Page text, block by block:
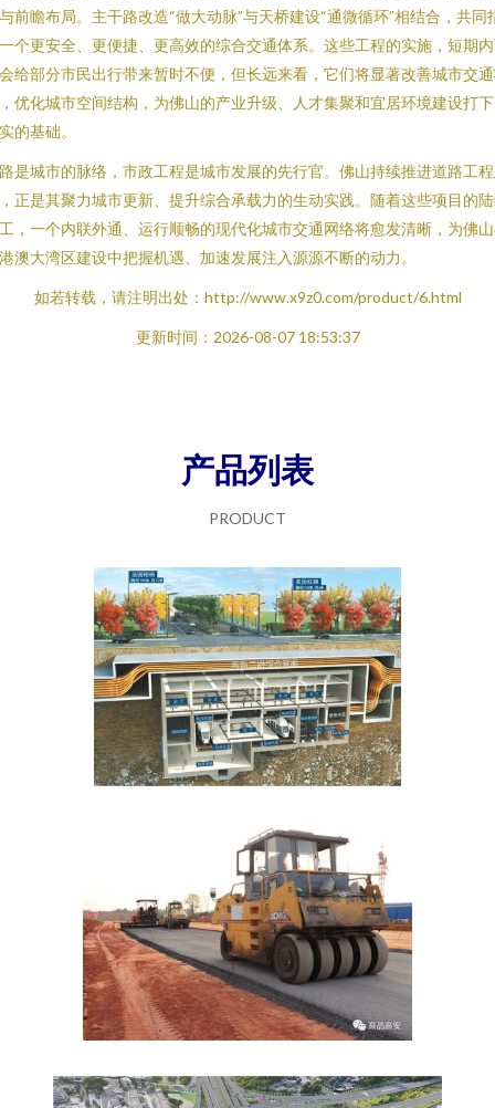
前瞻布局。主干路改造“做大动脉”与天桥建设“通微循环”相结合，共同
个更安全、更便捷、更高效的综合交通体系。这些工程的实施，短期
给部分市民出行带来暂时不便，但长远来看，它们将显著改善城市交
优化城市空间结构，为佛山的产业升级、人才集聚和宜居环境建设打
的基础。
是城市的脉络，市政工程是城市发展的先行官。佛山持续推进道路工
正是其聚力城市更新、提升综合承载力的生动实践。随着这些项目的
，一个内联外通、运行顺畅的现代化城市交通网络将愈发清晰，为佛
澳大湾区建设中把握机遇、加速发展注入源源不断的动力。
如若转载，请注明出处：http://www.x9z0.com/product/6.html
更新时间：2026-08-07 18:53:37
产品列表
PRODUCT